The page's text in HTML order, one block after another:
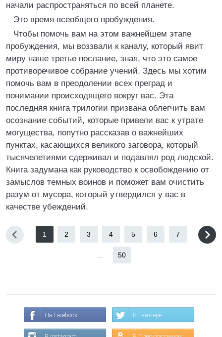
начали распространяться по всей планете.
Это время всеобщего пробуждения.
Чтобы помочь вам на этом важнейшем этапе
пробуждения, мы воззвали к каналу, который явит
миру наше третье послание, зная, что это самое
противоречивое собрание учений. Здесь мы хотим
помочь вам в преодолении всех преград и
понимании происходящего вокруг вас. Эта
последняя книга трилогии призвана облегчить вам
осознание событий, которые привели вас к утрате
могущества, попутно рассказав о важнейших
пунктах, касающихся великого заговора, который
тысячелетиями сдерживал и подавлял род людской.
Книга задумана как руководство к освобождению от
замыслов темных воинов и поможет вам очистить
разум от мусора, который утвердился у вас в
качестве убеждений.
1 2 3 4 5 6 7
50
На Facebook В Твиттере